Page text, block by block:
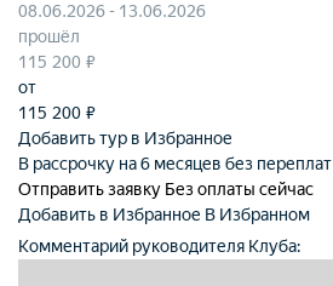
08.06.2026 - 13.06.2026
прошёл
115 200 ₽
от
115 200 ₽
Добавить тур в Избранное
В рассрочку на 6 месяцев без переплат
Отправить заявку Без оплаты сейчас
Добавить в Избранное В Избранном
Комментарий руководителя Клуба: